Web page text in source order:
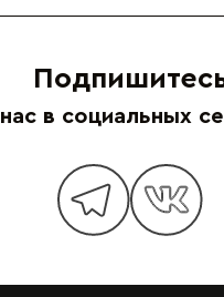
нас в социальных